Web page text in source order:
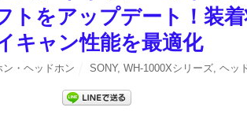
トをアップデート！装
キャン性能を最適化
ン・ヘッドホン SONY,WH-1000Xシリーズ ,ヘッ